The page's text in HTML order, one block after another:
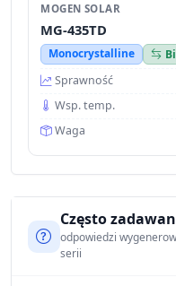
MOGEN SOLAR
MG-435TD
Monocrystalline
Sprawność
Wsp. temp.
Waga
Często
odpowiedzi
serii